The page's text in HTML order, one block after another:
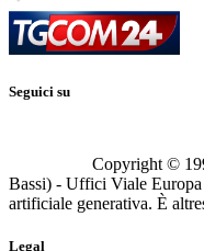
Seguici su
Copyright ©
Bassi) - Uffici Viale
artificiale generativa. È
Legal